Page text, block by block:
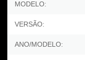
MODELO:
VERSÃO:
ANO/MODELO: